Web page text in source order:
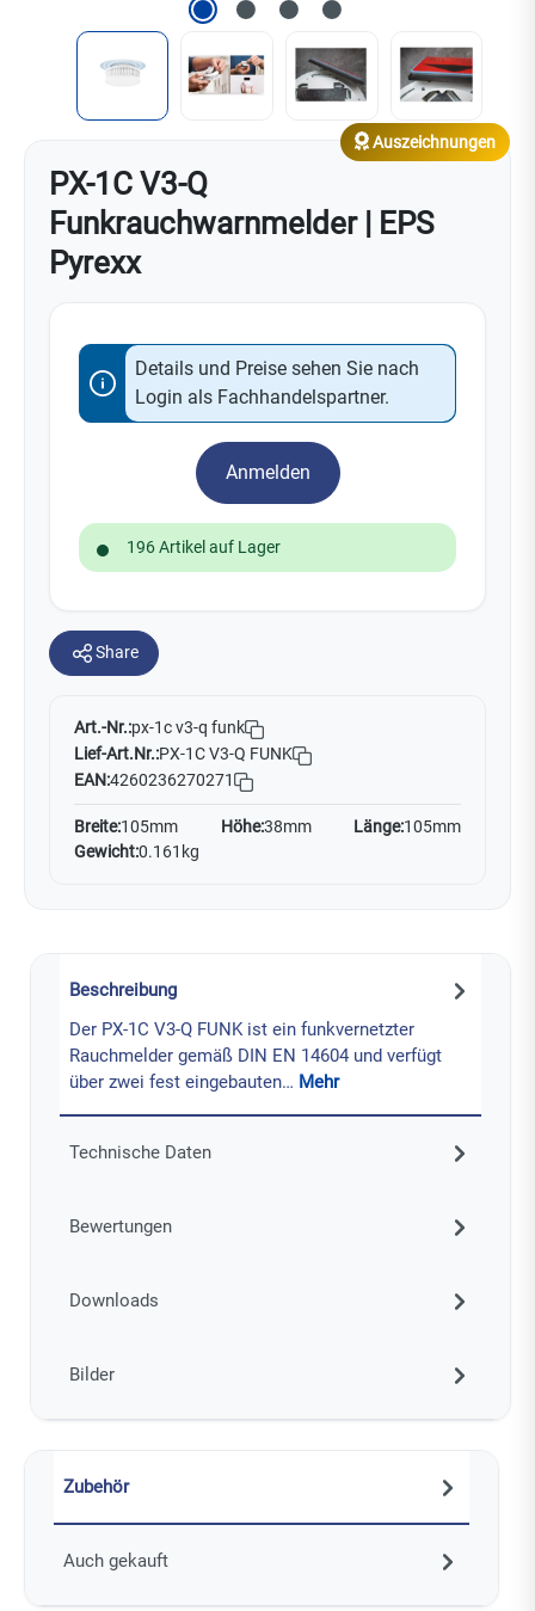
PX-1C V3-Q
Funkrauchwarnmelder | EPS
Pyrexx
Auszeichnungen
Details und Preise sehen Sie nach
Login als Fachhandelspartner.
Anmelden
196 Artikel auf Lager
Share
Art.-Nr.:px-1c v3-q funk
Lief-Art.Nr.:PX-1C V3-Q FUNK
EAN:4260236270271
Breite:105mm Höhe:38mm Länge:105mm
Gewicht:0.161kg
Beschreibung
Der PX-1C V3-Q FUNK ist ein funkvernetzter
Rauchmelder gemäß DIN EN 14604 und verfügt
über zwei fest eingebauten… Mehr
Technische Daten
Bewertungen
Downloads
Bilder
Zubehör
Auch gekauft